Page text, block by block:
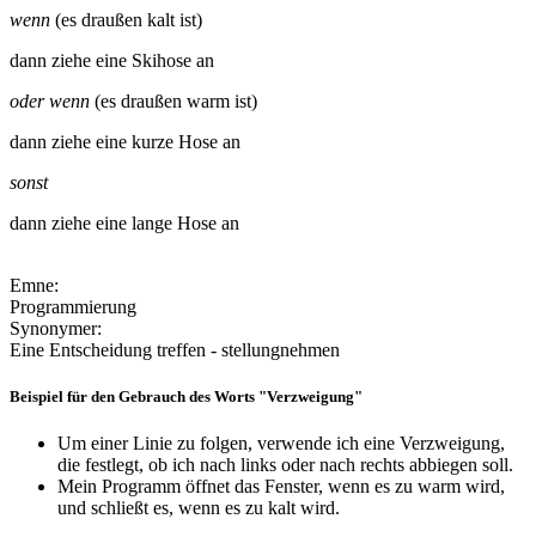
wenn (es draußen kalt ist)
dann ziehe eine Skihose an
oder wenn (es draußen warm ist)
dann ziehe eine kurze Hose an
sonst
dann ziehe eine lange Hose an
Emne:
Programmierung
Synonymer:
Eine Entscheidung treffen - stellungnehmen
Beispiel für den Gebrauch des Worts "Verzweigung"
Um einer Linie zu folgen, verwende ich eine Verzweigung,
die festlegt, ob ich nach links oder nach rechts abbiegen soll.
Mein Programm öffnet das Fenster, wenn es zu warm wird,
und schließt es, wenn es zu kalt wird.